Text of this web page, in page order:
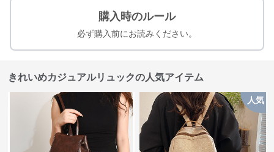
購入時のルール
必ず購入前にお読みください。
きれいめカジュアルリュックの人気アイテム
人気